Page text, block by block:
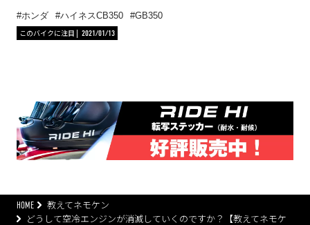
ホンダ ハイネスCB350
GB350
このバイクに注目
2021/01/13
HOME
教えてネモケン
どうして空冷エンジンが消滅していくのですか？【教えてネモケ